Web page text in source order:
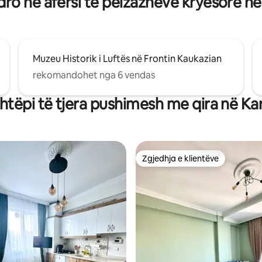
Muzeu Historik i Luftës në Frontin Kaukazian
rekomandohet nga 6 vendas
të tjera pushimesh me qira në
Zgjedhja e klientëve
Zgjedhja e klientëve